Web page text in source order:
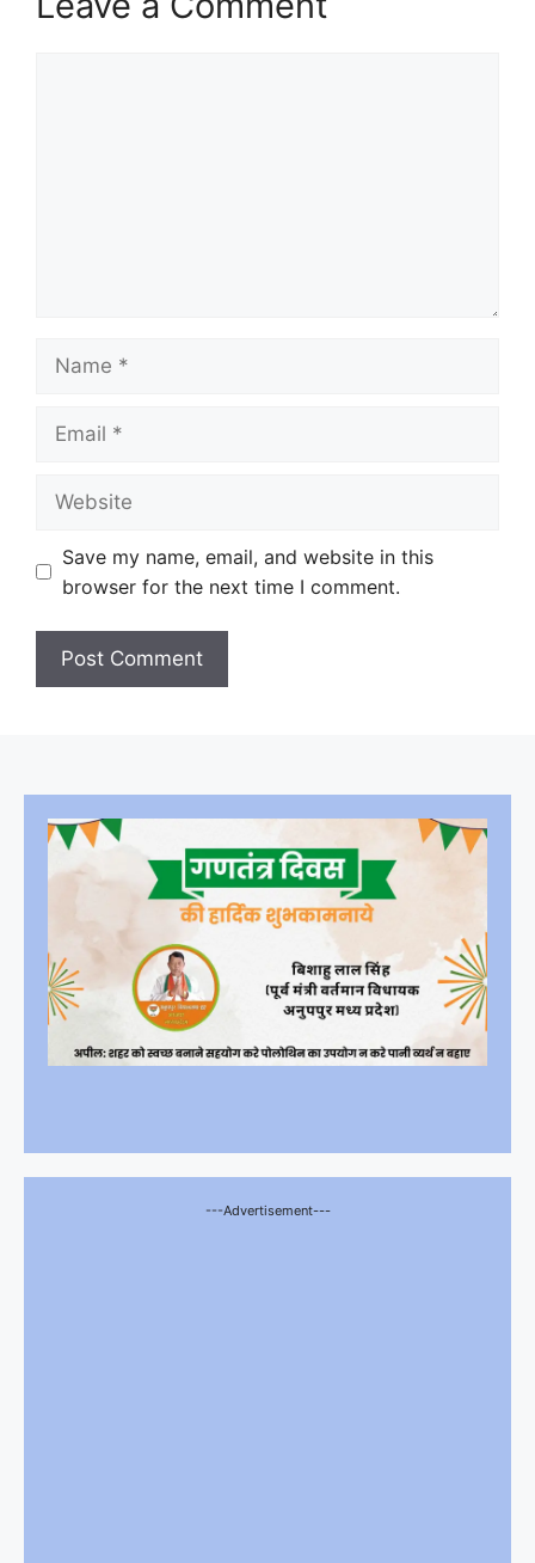
Save my name, email, and website in this
browser for the next time I comment.
---Advertisement---